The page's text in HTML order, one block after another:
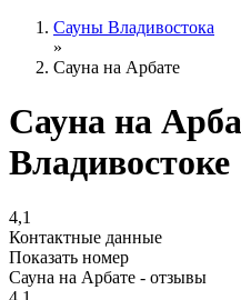
Сауны Владивостока
»
Сауна на Арбате
Сауна на
Владивостоке
4,1
Контактные данные
Показать номер
Сауна на Арбате - отзывы